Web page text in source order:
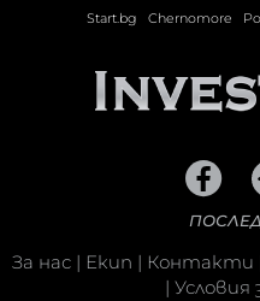
Start.bg
Chernomore
За нас | Екип | Контакти
| Условия